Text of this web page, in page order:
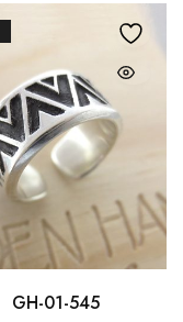
GH-01-545